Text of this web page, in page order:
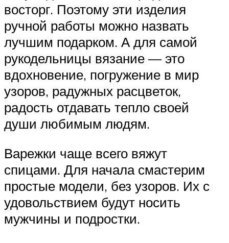
восторг. Поэтому эти изделия
ручной работы можно назвать
лучшим подарком. А для самой
рукодельницы вязание — это
вдохновение, погружение в мир
узоров, радужных расцветок,
радость отдавать тепло своей
души любимым людям.
Варежки чаще всего вяжут
спицами. Для начала смастерим
простые модели, без узоров. Их с
удовольствием будут носить
мужчины и подростки.